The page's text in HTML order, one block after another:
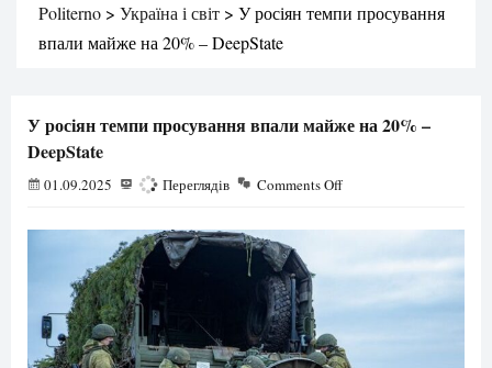
Politerno > Україна і світ > У росіян темпи просування
впали майже на 20% – DeepState
У росіян темпи просування впали майже на 20% –
DeepState
01.09.2025 448 Переглядів Comments Off